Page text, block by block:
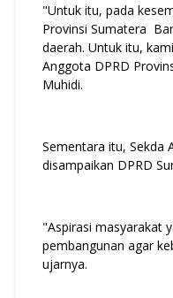
"Untuk itu, pada
Provinsi Sumatera
daerah. Untuk itu,
Anggota DPRD
Muhidi.
Sementara itu, Sekda
disampaikan DPRD
"Aspirasi masyarakat
pembangunan agar
ujarnya.